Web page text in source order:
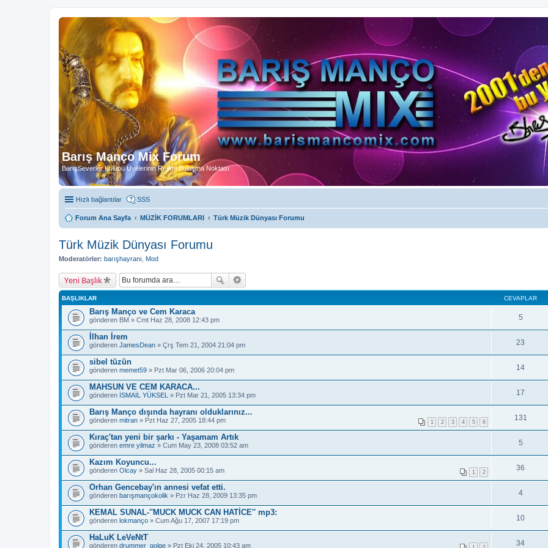
Barış Manço Mix Forum
BarışSeverler Kulübü Üyelerinin Resmi Buluşma Noktası
Hızlı bağlantılar SSS
Forum Ana Sayfa MÜZİK FORUMLARI Türk Müzik Dünyası Forumu
Türk Müzik Dünyası Forumu
Moderatörler: barışhayranı Mod
Yeni Başlık
BAŞLIKLAR CEVAPLAR
Barış Manço ve Cem Karaca
gönderen BM » Cmt Haz 28, 2008 12:43 pm 5
İlhan İrem
gönderen JamesDean » Çrş Tem 21, 2004 21:04 pm 23
sibel tüzün
gönderen memet59 » Pzt Mar 06, 2006 20:04 pm 14
MAHSUN VE CEM KARACA...
gönderen İSMAİL YÜKSEL » Pzt Mar 21, 2005 13:34 pm 17
Barış Manço dışında hayranı olduklarınız...
1 2 3 4 5 6
gönderen mitran » Pzt Haz 27, 2005 18:44 pm 131
Kıraç'tan yeni bir şarkı - Yaşamam Artık
gönderen emre yilmaz » Cum May 23, 2008 03:52 am 5
Kazım Koyuncu...
1 2
gönderen Olcay » Sal Haz 28, 2005 00:15 am 36
Orhan Gencebay'ın annesi vefat etti.
gönderen barışmançokolik » Pzr Haz 28, 2009 13:35 pm 4
KEMAL SUNAL-''MUCK MUCK CAN HATİCE'' mp3:
gönderen lokmanço » Cum Ağu 17, 2007 17:19 pm 10
HaLuK LeVeNtT
gönderen drummer_golge » Pzt Eki 24, 2005 10:43 am 34